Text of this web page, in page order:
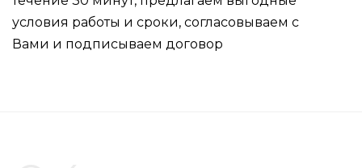
условия работы и сроки, согласовываем с
Вами и подписываем договор